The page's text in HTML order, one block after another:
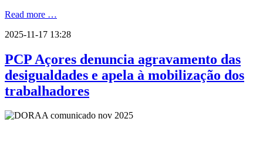
Read more …
2025-11-17 13:28
PCP Açores denuncia agravamento das
desigualdades e apela à mobilização dos
trabalhadores